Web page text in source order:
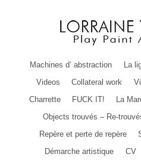
Machines d’ abstraction La
Videos
Collateral work
Charrette
FUCK IT! La
Objects trouvés – Re-
Repère et perte de repère
Démarche artistique
CV